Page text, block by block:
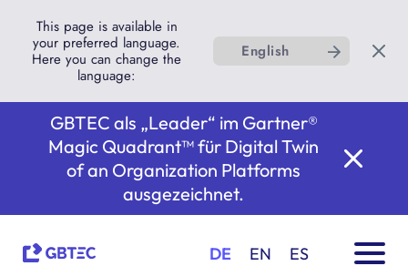
This page is available in
your preferred language.
Here you can change the
language:
English
GBTEC als „Leader“ im Gartner®
Magic Quadrant™ für Digital Twin
of an Organization Platforms
ausgezeichnet.
DE EN ES